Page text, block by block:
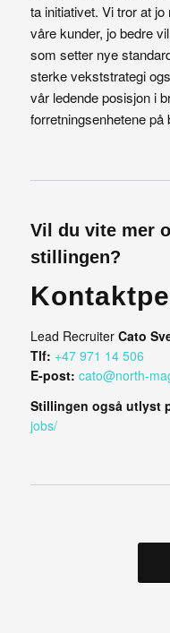
ta initiativet. Vi tror at
våre kunder, jo bedre
som setter nye
sterke vekststrategi
vår ledende posisjon i
forretningsenhetene på
Vil du vite mer
stillingen?
Lead Recruiter Cato
Tlf: +47 971 14 506
E-post: cato@north-
Stillingen også utlyst
jobs/